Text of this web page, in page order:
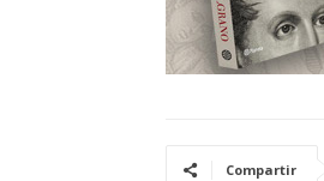
Compartir